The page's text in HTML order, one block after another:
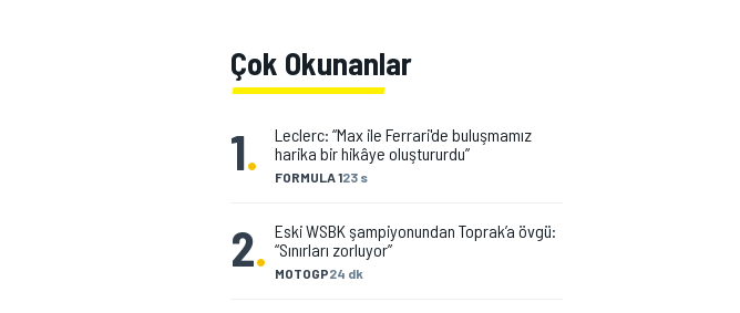
Çok Okunanlar
1. FORMULA 123 s
Leclerc: “Max ile Ferrari'de buluşmamız
harika bir hikâye oluştururdu”
2. MOTOGP24 dk
Eski WSBK şampiyonundan Toprak’a övgü:
“Sınırları zorluyor”